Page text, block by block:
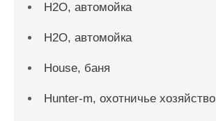
H2O, автомойка
H2O, автомойка
House, баня
Hunter-m, охотничье хозяйство